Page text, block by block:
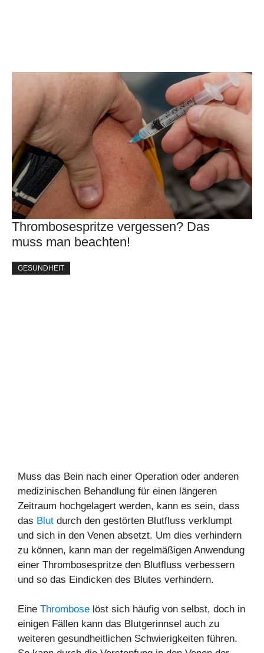
Thrombosespritze vergessen? Das
muss man beachten!
GESUNDHEIT
Muss das Bein nach einer Operation oder anderen
medizinischen Behandlung für einen längeren
Zeitraum hochgelagert werden, kann es sein, dass
das Blut durch den gestörten Blutfluss verklumpt
und sich in den Venen absetzt. Um dies verhindern
zu können, kann man der regelmäßigen Anwendung
einer Thrombosespritze den Blutfluss verbessern
und so das Eindicken des Blutes verhindern.
Eine Thrombose löst sich häufig von selbst, doch in
einigen Fällen kann das Blutgerinnsel auch zu
weiteren gesundheitlichen Schwierigkeiten führen.